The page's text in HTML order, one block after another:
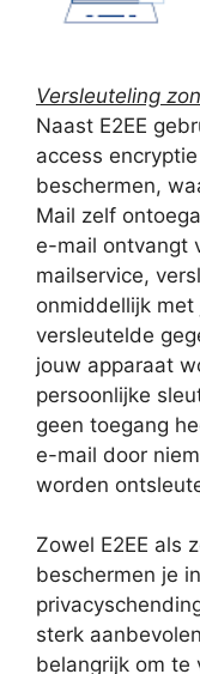
Versleuteling
Naast E2EE
access
beschermen,
Mail zelf
e-mail ontvangt
mailservice,
onmiddellijk
versleutelde
jouw apparaat
persoonlijke
geen toegang
e-mail door
worden
Zowel E2EE als
beschermen je
sterk
belangrijk om te